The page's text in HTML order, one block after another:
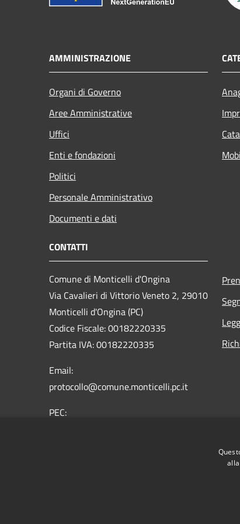
AMMINISTRAZIONE
Organi di Governo
Aree Amministrative
Uffici
Enti e fondazioni
Politici
Personale Amministrativo
Documenti e dati
CONTATTI
Comune di Monticelli d'Ongina
Via Cavalieri di Vittorio Veneto 2, 29010
Monticelli d'Ongina (PC)
Codice Fiscale: 00182220335
Partita IVA: 00182220335
Email:
protocollo@comune.monticelli.pc.it
PEC: